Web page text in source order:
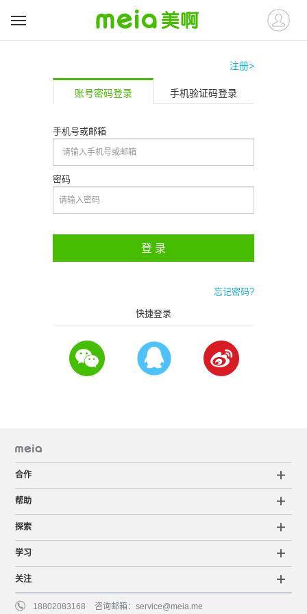
注册>
账号密码登录 手机验证码登录
手机号或邮箱
密码
登 录
快捷登录
忘记密码?
合作
帮助
探索
学习
关注
18802083168 咨询邮箱：service@meia.me